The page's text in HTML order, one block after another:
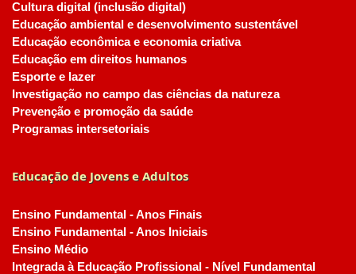
Cultura digital (inclusão digital)
Educação ambiental e desenvolvimento sustentável
Educação econômica e economia criativa
Educação em direitos humanos
Esporte e lazer
Investigação no campo das ciências da natureza
Prevenção e promoção da saúde
Programas intersetoriais
Educação de Jovens e Adultos
Ensino Fundamental - Anos Finais
Ensino Fundamental - Anos Iniciais
Ensino Médio
Integrada à Educação Profissional - Nível Fundamental